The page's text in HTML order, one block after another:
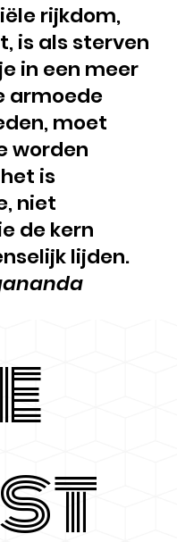
rijkdom,
is als sterven
in een meer
armoede
moet
worden
is
niet
de kern
lijden.